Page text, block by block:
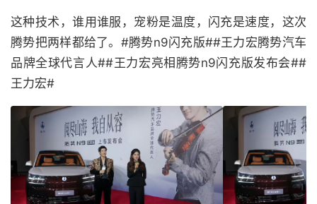
这种技术，谁用谁服，宠粉是温度，闪充是速度，这次
腾势把两样都给了。#腾势n9闪充版##王力宏腾势汽车
品牌全球代言人##王力宏亮相腾势n9闪充版发布会##
王力宏#